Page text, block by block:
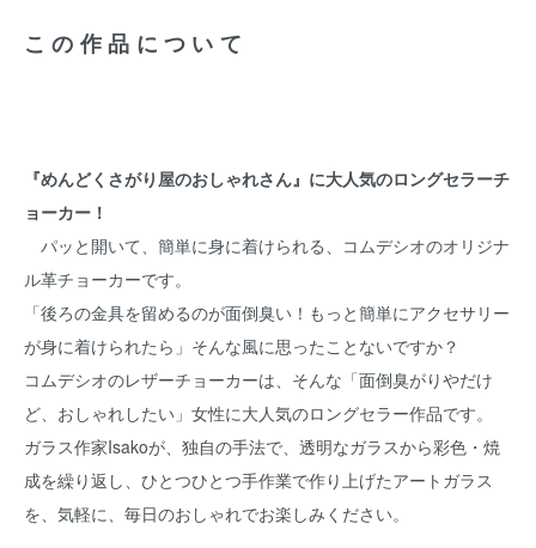
この作品について
『めんどくさがり屋のおしゃれさん』に大人気のロングセラーチ
ョーカー！
パッと開いて、簡単に身に着けられる、コムデシオのオリジナ
ル革チョーカーです。
「後ろの金具を留めるのが面倒臭い！もっと簡単にアクセサリー
が身に着けられたら」そんな風に思ったことないですか？
コムデシオのレザーチョーカーは、そんな「面倒臭がりやだけ
ど、おしゃれしたい」女性に大人気のロングセラー作品です。
ガラス作家Isakoが、独自の手法で、透明なガラスから彩色・焼
成を繰り返し、ひとつひとつ手作業で作り上げたアートガラス
を、気軽に、毎日のおしゃれでお楽しみください。